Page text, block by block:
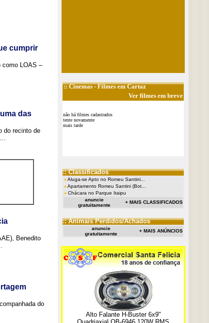
cumprir
como LOAS –
das
do recinto de
Benedito
do
::Cinemas- Filmes em Cartaz
Ver filmes em breve
não há filmes cadastrados
tente novamente
mais tarde
:: Classificados
Aluga-se Apto no Romeu Santini...
Apartamento Romeu Santini (Bot...
Chácara no Parque Itaipu
anuncie
gratuitamente
+ MAIS CLASSIFICADOS
:: Animais Perdidos/Achados
anuncie
gratuitamente
+ MAIS ANÚNCIOS